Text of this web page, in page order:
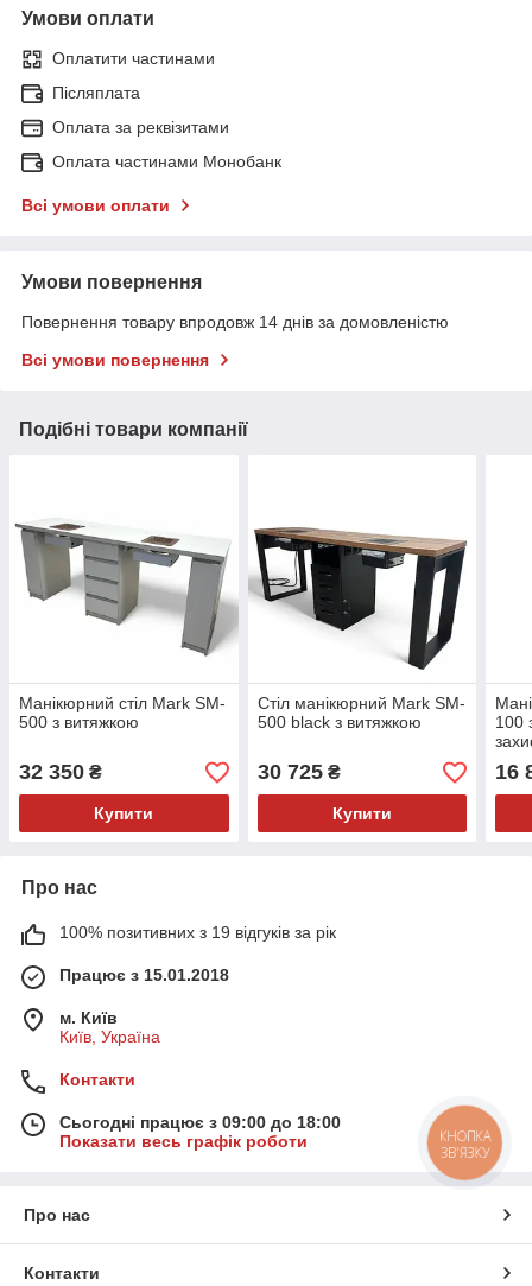
Умови оплати
Оплатити частинами
Післяплата
Оплата за реквізитами
Оплата частинами Монобанк
Всі умови оплати
Умови повернення
Повернення товару впродовж 14 днів за домовленістю
Всі умови повернення
Подібні товари компанії
Манікюрний стіл Mark SM-
500 з витяжкою
32 350 ₴
Купити
Стіл манікюрний Mark SM-
500 black з витяжкою
30 725₴
Купити
100
16
Про нас
100% позитивних з 19 відгуків за рік
Працює з 15.01.2018
м. Київ
Київ, Україна
Контакти
Сьогодні працює з 09:00 до 18:00
Показати весь графік роботи
Про нас
Контакти
КНОПКА
ЗВ'ЯЗКУ